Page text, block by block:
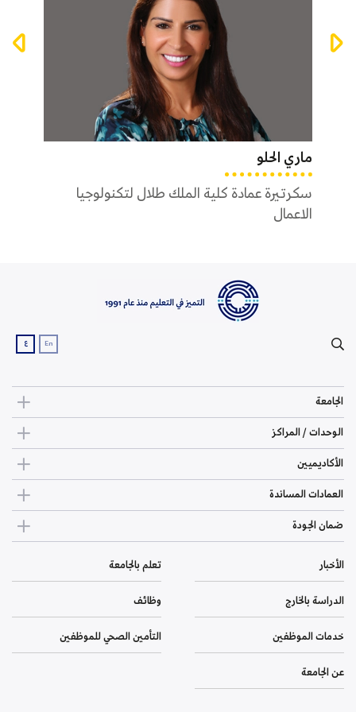
ماري الحلو
سكرتيرة عمادة كلية الملك طلال لتكنولوجيا
الاعمال
En ع
الجامعة
الوحدات / المراكز
الأكاديميين
العمادات المساندة
ضمان الجودة
الأخبار تعلم بالجامعة
الدراسة بالخارج وظائف
خدمات الموظفين التأمين الصحي للموظفين
عن الجامعة